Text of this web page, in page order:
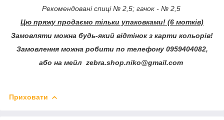
Рекомендовані спиці № 2,5; гачок - № 2,5
Цю пряжу продаємо тільки упаковками! (6 мотків)
Замовляти можна будь-який відтінок з карти кольорів!
Замовлення можна робити по телефону 0959404082,
або на мейл zebra.shop.niko@gmail.com
Приховати